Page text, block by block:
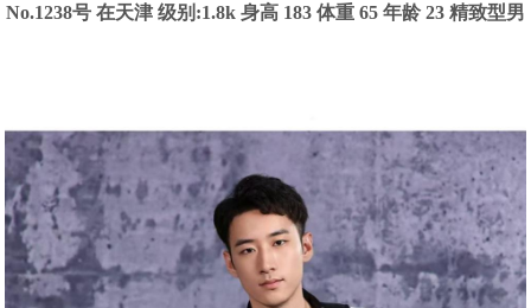
No.1238号 在天津 级别:1.8k 身高 183 体重 65 年龄 23 精致型男